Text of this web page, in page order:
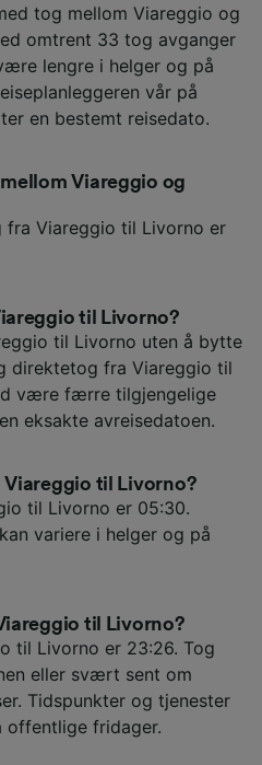
tog mellom Viareggio og
omtrent 33 tog avganger
lengre i helger og på
vår på
en bestemt reisedato.
Viareggio og
fra Viareggio til Livorno er
til Livorno?
til Livorno uten å bytte
direktetog fra Viareggio til
være færre tilgjengelige
eksakte avreisedatoen.
Viareggio til Livorno?
til Livorno er 05:30.
variere i helger og på
til Livorno?
til Livorno er 23:26. Tog
eller svært sent om
Tidspunkter og tjenester
offentlige fridager.